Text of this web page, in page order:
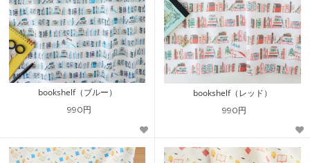
bookshelf（ブルー）
990円
bookshelf（レッド）
990円